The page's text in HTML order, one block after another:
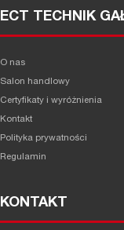
ECT TECHNIK
O nas
Salon handlowy
Certyfikaty i wyróżnienia
Kontakt
Polityka prywatności
Regulamin
KONTAKT